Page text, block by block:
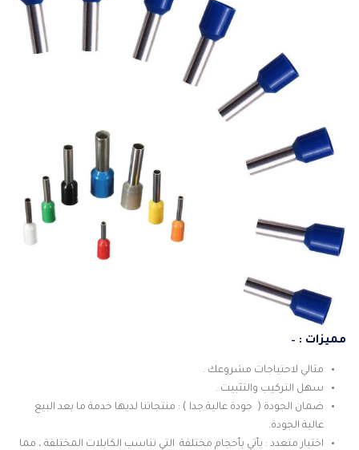
مميزات : –
مثالي لاحتياجات مشروعك .
سهل التركيب والتثبيت .
ضمان الجودة ( جودة عالية جدا ) : منتجاتنا لديها خدمة ما بعد البيع
عالية الجودة.
اختيار متعدد : يأتي بأحجام مختلفة التي تناسب الكابلات المختلفة ، مما